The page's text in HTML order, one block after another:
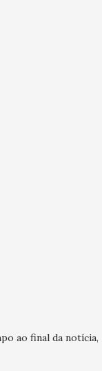
ao final da notícia,